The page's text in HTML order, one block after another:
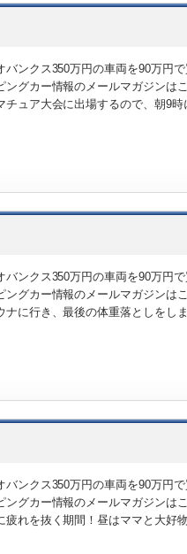
ンクス350万円の車両を90万円
グカー情報のメールマガジンは
ュア大会に出場するので、朝9
ンクス350万円の車両を90万円
グカー情報のメールマガジンは
に行き、最後の体重落としをし
ンクス350万円の車両を90万円
グカー情報のメールマガジンは
れを抜く期間！昼はママと大好